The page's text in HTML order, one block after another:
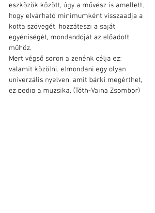
eszközök között, úgy a művész is amellett,
hogy elvárható minimumként visszaadja a
kotta szövegét, hozzáteszi a saját
egyéniségét, mondandóját az előadott
műhöz.
Mert végső soron a zenénk célja ez:
valamit közölni, elmondani egy olyan
univerzális nyelven, amit bárki megérthet,
ez pedig a muzsika. (Tóth-Vajna Zsombor)